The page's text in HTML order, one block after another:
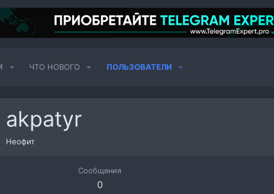
ЧТО НОВОГО ПОЛЬЗОВАТЕЛИ
akpatyr
Неофит
Сообщения
0